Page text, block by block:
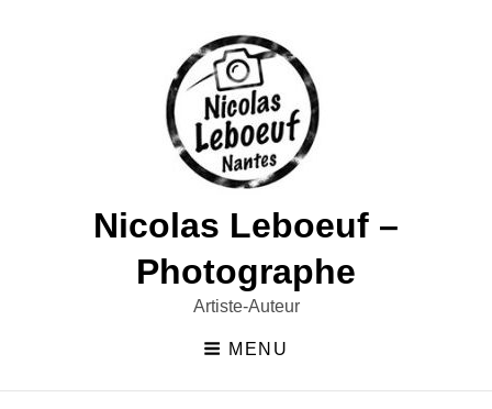
Nicolas Leboeuf –
Photographe
Artiste-Auteur
MENU